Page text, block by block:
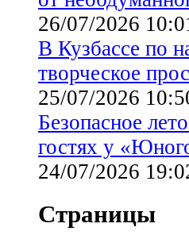
26/07/2026
В Кузбассе по
творческое
25/07/2026
Безопасное
гостях у
24/07/2026
Страницы